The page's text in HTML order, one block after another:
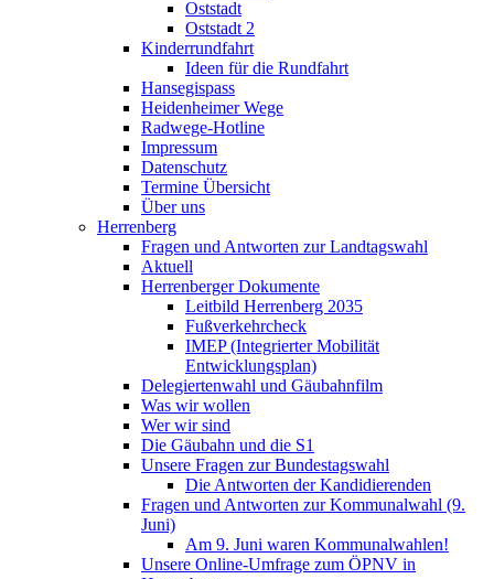
Oststadt
Oststadt 2
Kinderrundfahrt
Ideen für die Rundfahrt
Hansegispass
Heidenheimer Wege
Radwege-Hotline
Impressum
Datenschutz
Termine Übersicht
Über uns
Herrenberg
Fragen und Antworten zur Landtagswahl
Aktuell
Herrenberger Dokumente
Leitbild Herrenberg 2035
Fußverkehrcheck
IMEP (Integrierter Mobilität
Entwicklungsplan)
Delegiertenwahl und Gäubahnfilm
Was wir wollen
Wer wir sind
Die Gäubahn und die S1
Unsere Fragen zur Bundestagswahl
Die Antworten der Kandidierenden
Fragen und Antworten zur Kommunalwahl (9.
Juni)
Am 9. Juni waren Kommunalwahlen!
Unsere Online-Umfrage zum ÖPNV in